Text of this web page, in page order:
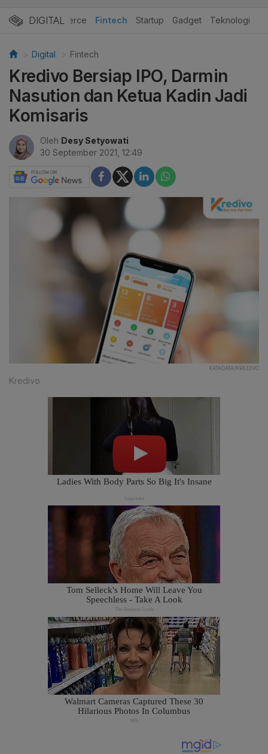
DIGITAL
E-Commerce Fintech Startup Gadget Teknologi
Digital Fintech
Kredivo Bersiap IPO, Darmin
Nasution dan Ketua Kadin Jadi
Komisaris
Oleh Desy Setyowati
30 September 2021, 12:49
KATADATA/KREDIVO
Kredivo